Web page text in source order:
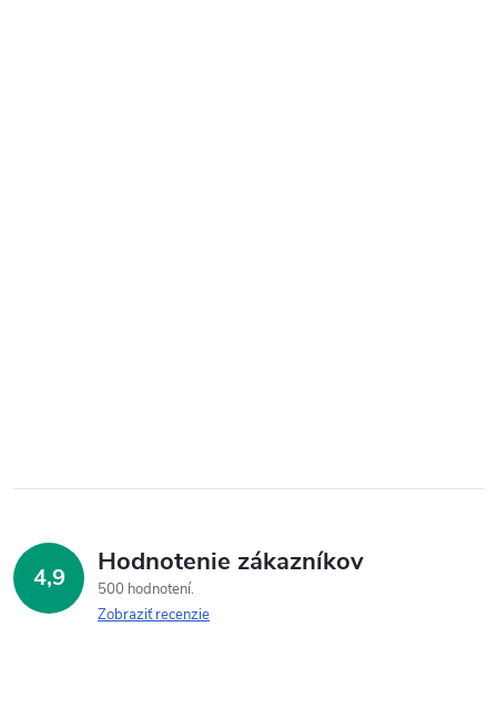
4,9 Hodnotenie zákazníkov
500 hodnotení
Zobraziť recenzie